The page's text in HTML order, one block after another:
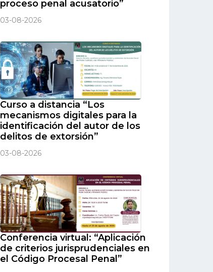
proceso penal acusatorio”
03-08-2026
Curso a distancia “Los
mecanismos digitales para la
identificación del autor de los
delitos de extorsión”
03-08-2026
Conferencia virtual: “Aplicación
de criterios jurisprudenciales en
el Código Procesal Penal”